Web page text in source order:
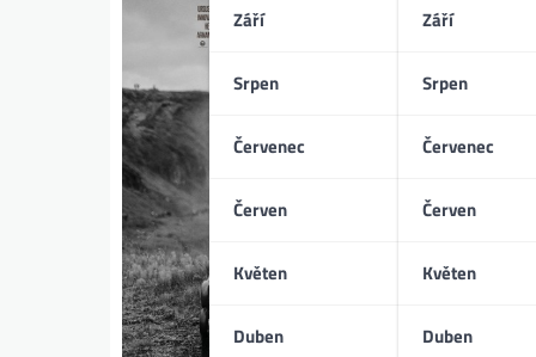
Září
Srpen
Červenec
Červen
Květen
Duben
Září
Srpen
Červenec
Červen
Květen
Duben